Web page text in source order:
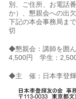
別、ご住所、お電話
か）、懇親会への出
下記の本会事務局ま
切
◆懇親会：講師を囲
4,500円 学生：2,500
◆主 催：日本李登輝